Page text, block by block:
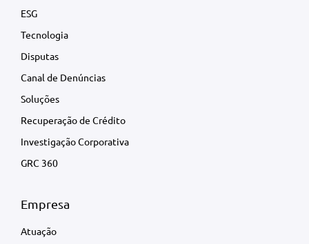
ESG
Tecnologia
Disputas
Canal de Denúncias
Soluções
Recuperação de Crédito
Investigação Corporativa
GRC 360
Empresa
Atuação